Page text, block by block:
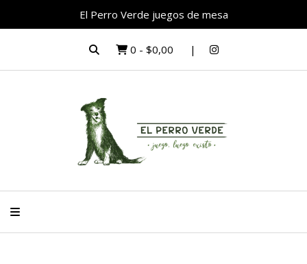
El Perro Verde juegos de mesa
0 - $0,00